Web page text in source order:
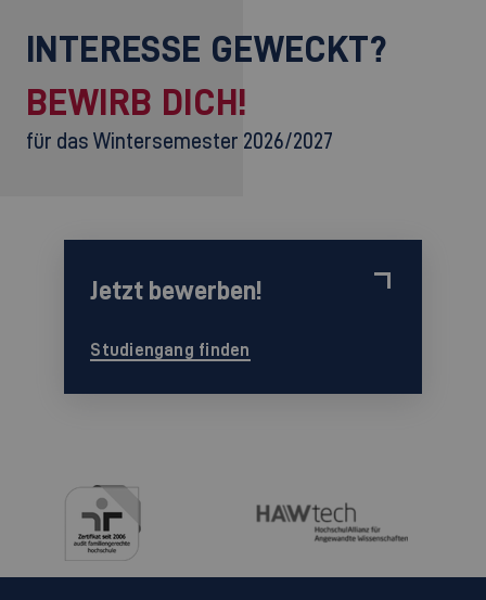
INTERESSE GEWECKT?
BEWIRB DICH!
für das Wintersemester 2026/2027
Jetzt bewerben!
Studiengang finden